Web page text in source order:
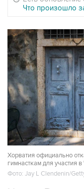
Что произошло
Хорватия официально
гимнасткам для участия в
Фото: Jay L Clendenin/